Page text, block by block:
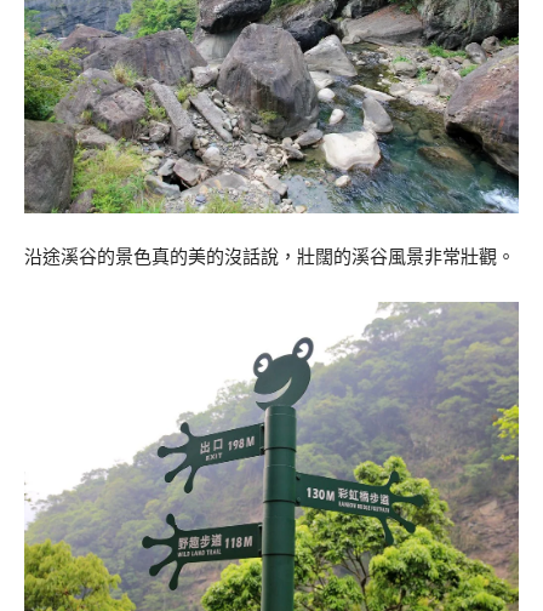
沿途溪谷的景色真的美的沒話說，壯闊的溪谷風景非常壯觀。